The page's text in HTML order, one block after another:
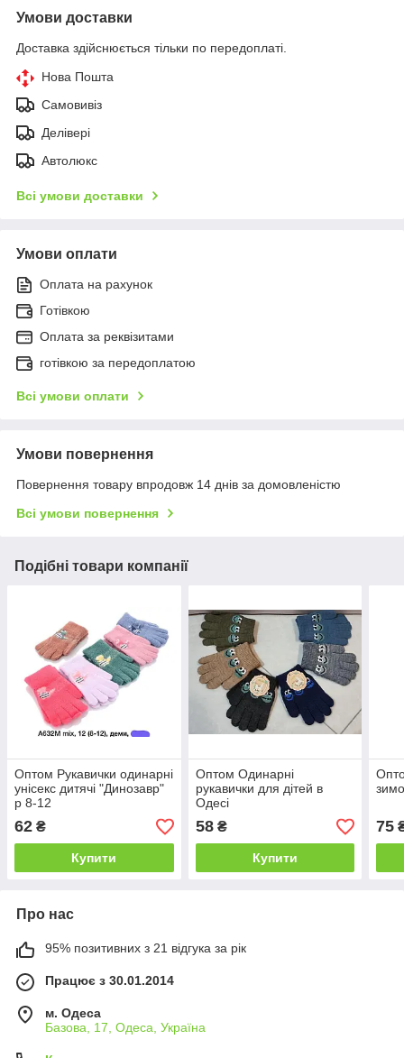
Умови доставки
Доставка здійснюється тільки по передоплаті.
Нова Пошта
Самовивіз
Делівері
Автолюкс
Всі умови доставки
Умови оплати
Оплата на рахунок
Готівкою
Оплата за реквізитами
готівкою за передоплатою
Всі умови оплати
Умови повернення
Повернення товару впродовж 14 днів за домовленістю
Всі умови повернення
Подібні товари компанії
Оптом Рукавички одинарні
унісекс дитячі "Динозавр"
р 8-12
62 ₴
Купити
Оптом Одинарні
рукавички для дітей в
Одесі
58₴
Купити
75
Про нас
95% позитивних з 21 відгука за рік
Працює з 30.01.2014
м. Одеса
Базова, 17, Одеса, Україна